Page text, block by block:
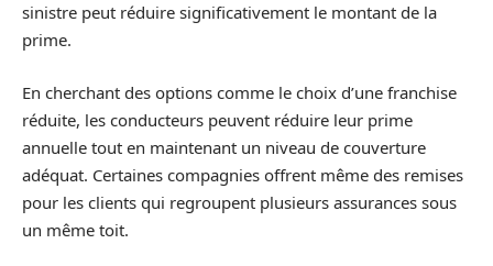
sinistre peut réduire significativement le montant de la
prime.
En cherchant des options comme le choix d’une franchise
réduite, les conducteurs peuvent réduire leur prime
annuelle tout en maintenant un niveau de couverture
adéquat. Certaines compagnies offrent même des remises
pour les clients qui regroupent plusieurs assurances sous
un même toit.